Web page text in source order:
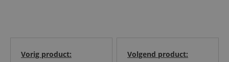
Volgend product:
Vorig product: